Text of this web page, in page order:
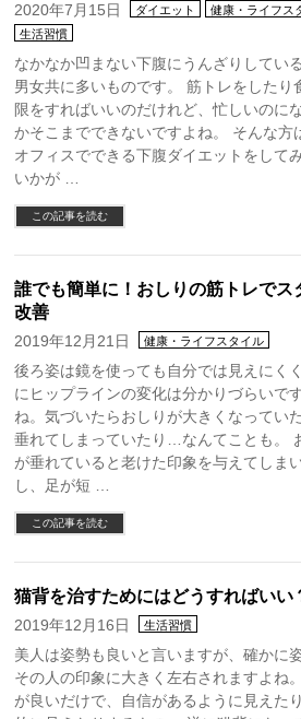
2020年7月15日 ダイエット
健康・ライフス
生活習慣
なかなか凹まない下腹にうんざりしてい
男女共に多いものです。 筋トレをしたり
限をすればいいのだけれど、忙しいのに
かそこまでできないですよね。 そんな方
オフィスでできる下腹ダイエットをして
いかが …
この記事を読む
誰でも簡単に！おしりの筋トレでス
改善
2019年12月21日 健康・ライフスタイル
後ろ姿は鏡を使っても自分では見えにく
にヒップラインの変化は分かりづらいで
ね。気づいたらおしりが大きくなっていた
垂れてしまっていたり…なんてことも。
が垂れていると老けた印象を与えてしま
し、足が短 …
この記事を読む
猫背を治すためにはどうすればいい
2019年12月16日 生活習慣
美人は姿勢も良いと言いますが、確かに
その人の印象に大きく左右されますよね
が良いだけで、自信があるように見えた